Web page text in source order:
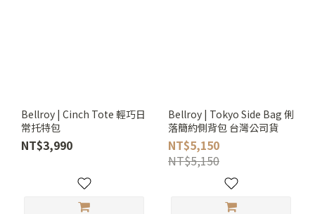
Bellroy | Cinch Tote 輕巧日
常托特包
NT$3,990
Bellroy | Tokyo Side Bag 俐
落簡約側背包 台灣公司貨
NT$5,150
NT$5,150